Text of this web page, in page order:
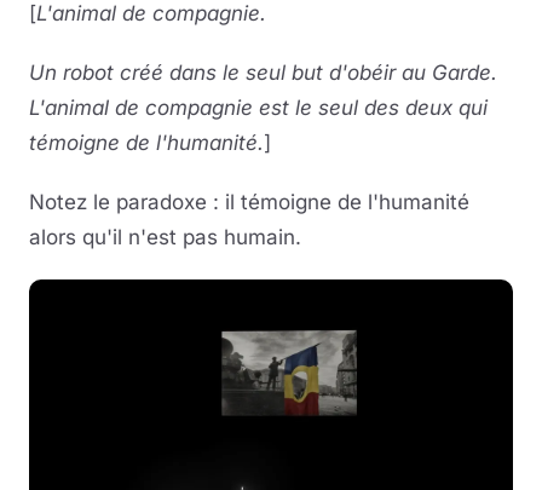
[L'animal de compagnie.
Un robot créé dans le seul but d'obéir au Garde.
L'animal de compagnie est le seul des deux qui
témoigne de l'humanité.]
Notez le paradoxe : il témoigne de l'humanité
alors qu'il n'est pas humain.